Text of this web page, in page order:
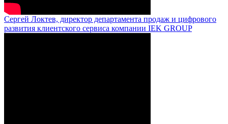
Сергей Локтев, директор департамента продаж и цифрового
развития клиентского сервиса компании IEK GROUP